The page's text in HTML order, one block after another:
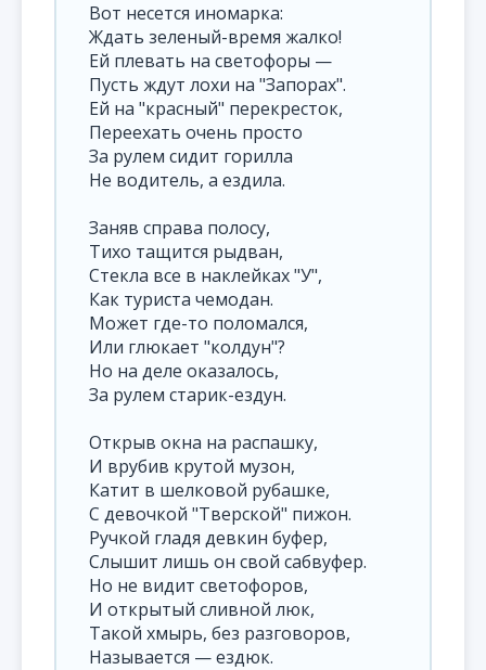
Вот несется иномарка:
Ждать зеленый-время жалко!
Ей плевать на светофоры —
Пусть ждут лохи на "Запорах".
Ей на "красный" перекресток,
Переехать очень просто
За рулем сидит горилла
Не водитель, а ездила.
Заняв справа полосу,
Тихо тащится рыдван,
Стекла все в наклейках "У",
Как туриста чемодан.
Может где-то поломался,
Или глюкает "колдун"?
Но на деле оказалось,
За рулем старик-ездун.
Открыв окна на распашку,
И врубив крутой музон,
Катит в шелковой рубашке,
С девочкой "Тверской" пижон.
Ручкой гладя девкин буфер,
Слышит лишь он свой сабвуфер.
Но не видит светофоров,
И открытый сливной люк,
Такой хмырь, без разговоров,
Называется — ездюк.